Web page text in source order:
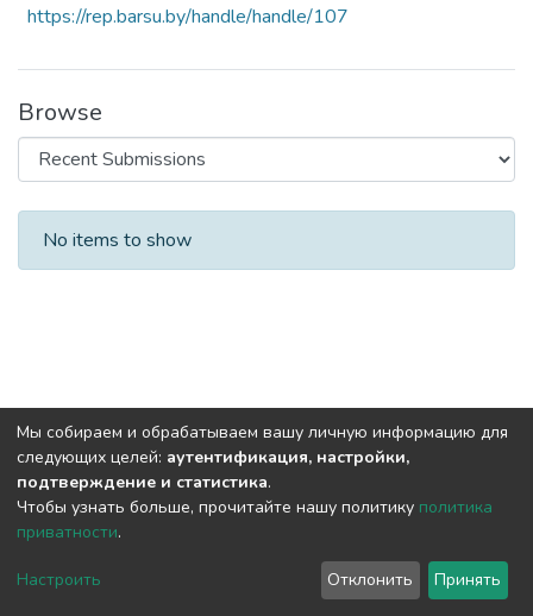
https://rep.barsu.by/handle/handle/107
Browse
Recent Submissions
No items to show
Cookie
End User
Agreement
Send
Feedback
Мы собираем и обрабатываем вашу личную информацию для
следующих целей: аутентификация, настройки,
подтверждение и статистика.
Чтобы узнать больше, прочитайте нашу политику политика
приватности.
Настроить Отклонить Принять